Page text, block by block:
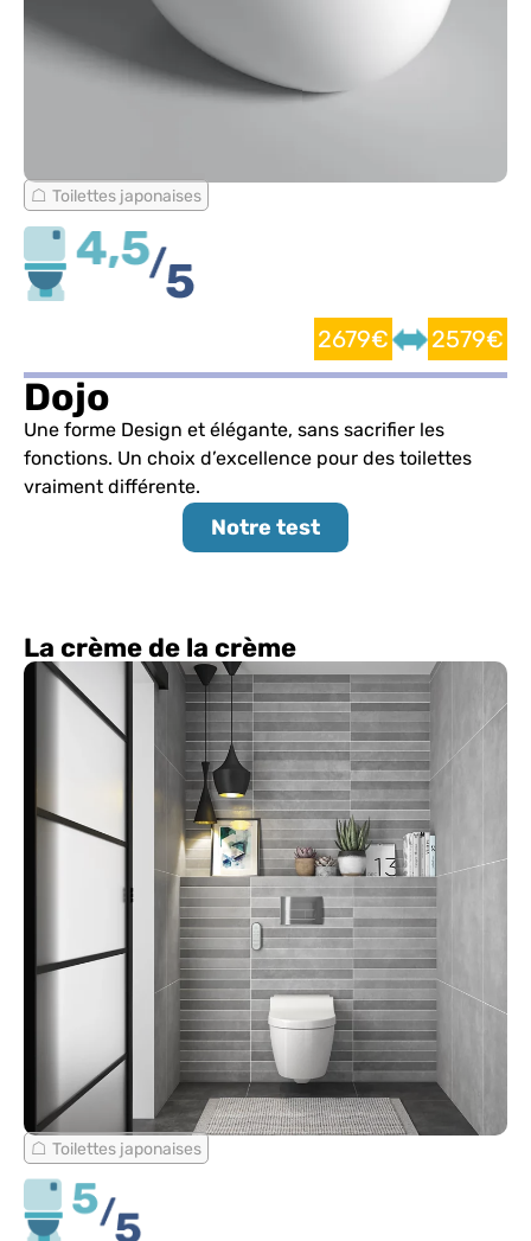
Toilettes japonaises
2679€ 2579€
Dojo
Une forme Design et élégante, sans sacrifier les
fonctions. Un choix d’excellence pour des toilettes
vraiment différente.
Notre test
La crème de la crème
Toilettes japonaises